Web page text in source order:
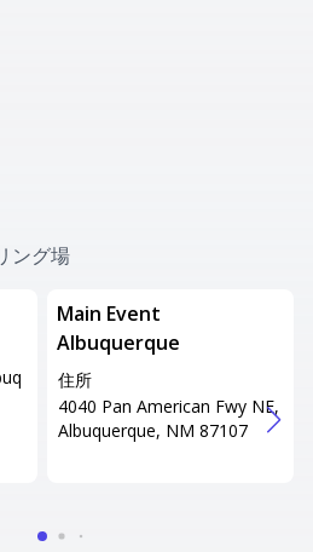
ング場
Main Event
Albuquerque
住所
4040 Pan American Fwy NE,
Albuquerque, NM 87107